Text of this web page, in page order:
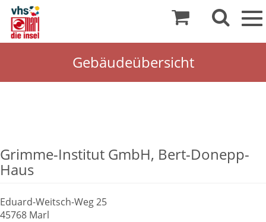
Gebäudeübersicht
Grimme-Institut GmbH, Bert-Donepp-
Haus
Eduard-Weitsch-Weg 25
45768 Marl